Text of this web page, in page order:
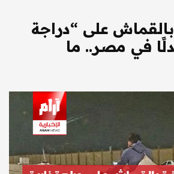
على “دراجة
في مصر.. ما